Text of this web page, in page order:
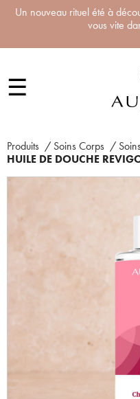
Un nouveau rituel été à
vous vite
☰
Produits / Soins Corps /
HUILE DE DOUCHE